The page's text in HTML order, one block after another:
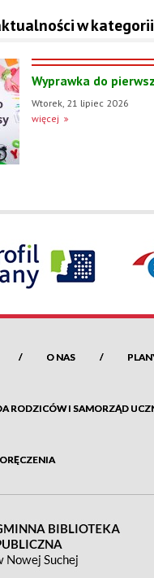
w
Wyprawka do
Wtorek, 21 lipiec 2026
więcej
O NAS
RODZICÓW I SAMORZĄD